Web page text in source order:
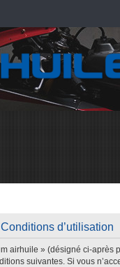
d’utilisation
airhuile » (désigné ci-après
suivantes. Si vous